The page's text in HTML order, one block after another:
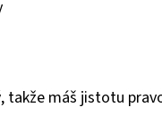
, takže máš jistotu